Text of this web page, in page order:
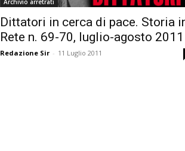
Archivio arretrati
Dittatori in cerca di pace. Storia
Rete n. 69-70, luglio-agosto 2011
Redazione Sir - 11 Luglio 2011